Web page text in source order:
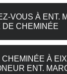
VOUS À ENT.
DE CHEMINÉE
CHEMINÉE À
ENT.